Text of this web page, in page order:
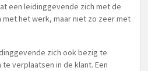
een leidinggevende zich met de
het werk, maar niet zo zeer met
zich ook bezig te
verplaatsen in de klant. Een